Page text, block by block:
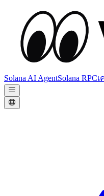
Solana AI AgentSolana RPC